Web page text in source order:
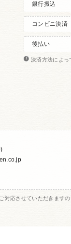
銀行振込
コンビニ決済
後払い
決済方法によっ
対応させていただきます